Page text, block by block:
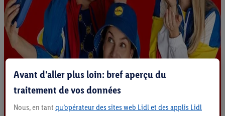
Avant d'aller plus loin: bref aperçu du
traitement de vos données
Nous, en tant qu’opérateur des sites web Lidl et des applis Lidl